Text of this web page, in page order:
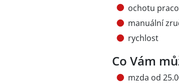
ochotu
manuální
rychlost
Co Vám
mzda od